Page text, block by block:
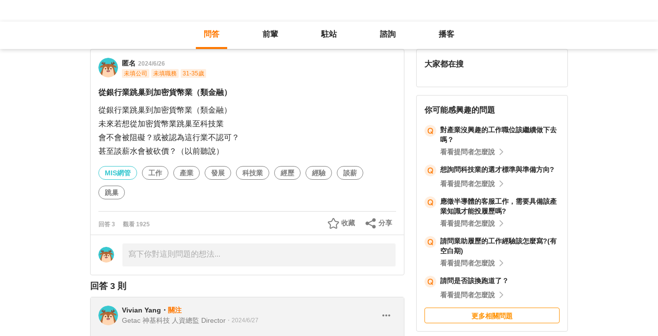
問答 前輩 駐站 諮詢 播客
匿名 2024/6/26
未填公司
未填職務 31-35歲
從銀行業跳巢到加密貨幣業（類金融）
從銀行業跳巢到加密貨幣業（類金融）
未來若想從加密貨幣業跳巢至科技業
會不會被阻礙？或被認為這行業不認可？
甚至談薪水會被砍價？（以前聽說）
MIS網管 工作 產業 發展 科技業 經歷 經驗 談薪
跳巢
回答 3 觀看 1925 分享
收藏
回答 3 則
Vivian Yang ・ 關注
Getac 神基科技 人資總監 Director ・ 2024/6/27
大家都在搜
你可能感興趣的問題
對產業沒興趣的工作職位該繼續做下去
嗎？
看看提問者怎麼說
想詢問科技業的選才標準與準備方向?
看看提問者怎麼說
應徵半導體的客服工作，需要具備該產
業知識才能投履歷嗎?
看看提問者怎麼說
請問業助履歷的工作經驗該怎麼寫?(有
空白期)
看看提問者怎麼說
請問是否該換跑道了？
看看提問者怎麼說
更多相關問題